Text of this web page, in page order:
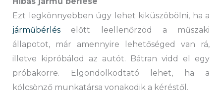
Ezt legkönnyebben úgy lehet kiküszöbölni, ha a
járműbérlés előtt leellenőrzöd a műszaki
állapotot, már amennyire lehetőséged van rá,
illetve kipróbálod az autót. Bátran vidd el egy
próbakörre. Elgondolkodtató lehet, ha a
kölcsönző munkatársa vonakodik a kéréstől.